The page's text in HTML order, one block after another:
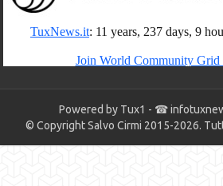
Powered by Tux1 - ☎
© Copyright Salvo Cirmi 2015-2026.